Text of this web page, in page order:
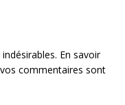
En savoir
commentaires sont